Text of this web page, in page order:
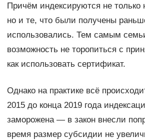
Причём индексируются не
но и те, что были получены
использовались. Тем самым
возможность не торопиться с
как использовать сертификат.
Однако на практике всё
2015 до конца 2019 года
заморожена — в закон внесли
время размер субсидии не